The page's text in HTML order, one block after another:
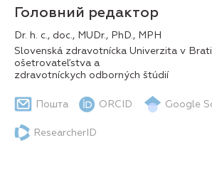
Головний редактор
Dr. h. c., doc., MUDr., PhD., MPH
Slovenská zdravotnícka Univerzita v
ošetrovateľstva a
zdravotníckych odborných štúdií
Пошта ORCID Google
ResearcherID